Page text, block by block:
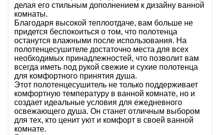
делая его стильным дополнением к дизайну ванной
комнаты.
Благодаря высокой теплоотдаче, вам больше не
придется беспокоиться о том, что полотенца
останутся влажными после использования. На
полотенцесушителе достаточно места для всех
необходимых принадлежностей, что позволит вам
всегда иметь под рукой свежие и сухие полотенца
для комфортного принятия душа.
Этот полотенцесушитель не только поддерживает
комфортную температуру в ванной комнате, но и
создает идеальные условия для ежедневного
освежающего душа. Он станет отличным выбором
для тех, кто ценит уют и комфорт в своей ванной
комнате.